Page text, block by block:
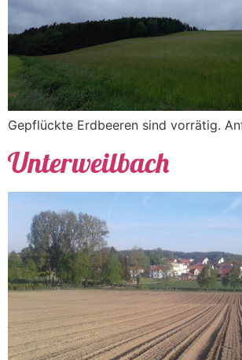
Gepflückte Erdbeeren sind vorrätig.
Unterweilbach